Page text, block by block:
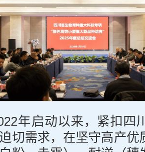
年启动以来，紧扣四
切需求，在坚守高产优